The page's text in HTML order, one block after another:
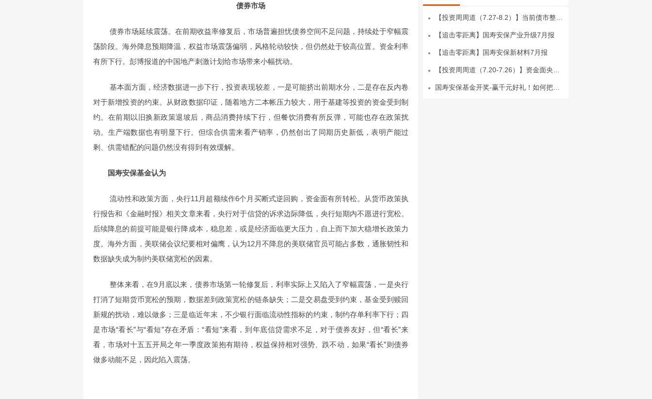
债券市场
债券市场延续震荡。在前期收益率修复后，市场普遍担忧债券空间不足问题，持续处于窄幅震
荡阶段。海外降息预期降温，权益市场震荡偏弱，风格轮动较快，但仍然处于较高位置。资金利率
有所下行。彭博报道的中国地产刺激计划给市场带来小幅扰动。
基本面方面，经济数据进一步下行，投资表现较差，一是可能挤出前期水分，二是存在反内卷
对于新增投资的约束。从财政数据印证，随着地方二本帐压力较大，用于基建等投资的资金受到制
约。在前期以旧换新政策退坡后，商品消费持续下行，但餐饮消费有所反弹，可能也存在政策扰
动。生产端数据也有明显下行。但综合供需来看产销率，仍然创出了同期历史新低，表明产能过
剩、供需错配的问题仍然没有得到有效缓解。
国寿安保基金认为
流动性和政策方面，央行11月超额续作6个月买断式逆回购，资金面有所转松。从货币政策执
行报告和《金融时报》相关文章来看，央行对于信贷的诉求边际降低，央行短期内不愿进行宽松。
后续降息的前提可能是银行降成本，稳息差，或是经济面临更大压力，自上而下加大稳增长政策力
度。海外方面，美联储会议纪要相对偏鹰，认为12月不降息的美联储官员可能占多数，通胀韧性和
数据缺失成为制约美联储宽松的因素。
整体来看，在9月底以来，债券市场第一轮修复后，利率实际上又陷入了窄幅震荡，一是央行
打消了短期货币宽松的预期，数据差到政策宽松的链条缺失；二是交易盘受到约束，基金受到赎回
新规的扰动，难以做多；三是临近年末，不少银行面临流动性指标的约束，制约存单利率下行；四
是市场“看长”与“看短”存在矛盾：“看短”来看，到年底信贷需求不足，对于债券友好，但“看长”来
看，市场对十五五开局之年一季度政策抱有期待，权益保持相对强势、跌不动，如果“看长”则债券
做多动能不足，因此陷入震荡。
【追击零距离】国寿安保产业升级7月报
【追击零距离】国寿安保新材料7月报